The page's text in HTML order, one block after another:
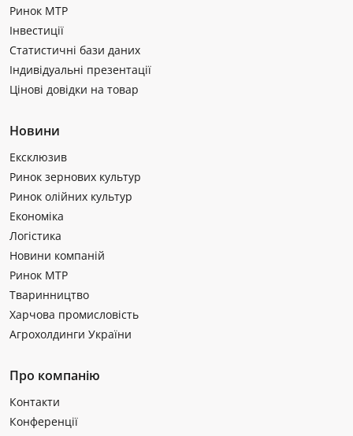
Ринок МТР
Інвестиції
Статистичні бази даних
Індивідуальні презентації
Цінові довідки на товар
Новини
Ексклюзив
Ринок зернових культур
Ринок олійних культур
Економіка
Логістика
Новини компаній
Ринок МТР
Тваринництво
Харчова промисловість
Агрохолдинги України
Про компанію
Контакти
Конференції